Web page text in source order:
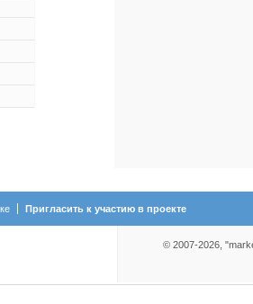
Пригласить к участию в проекте
© 2007-2026,